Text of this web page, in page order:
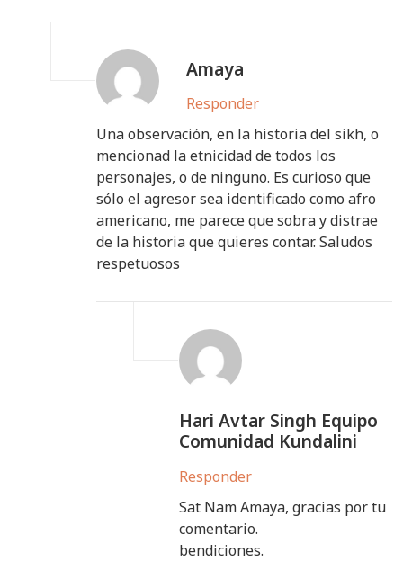
Amaya
Responder
Una observación, en la historia del sikh, o
mencionad la etnicidad de todos los
personajes, o de ninguno. Es curioso que
sólo el agresor sea identificado como afro
americano, me parece que sobra y distrae
de la historia que quieres contar. Saludos
respetuosos
Hari Avtar Singh Equipo
Comunidad Kundalini
Responder
Sat Nam Amaya, gracias por tu
comentario.
bendiciones.